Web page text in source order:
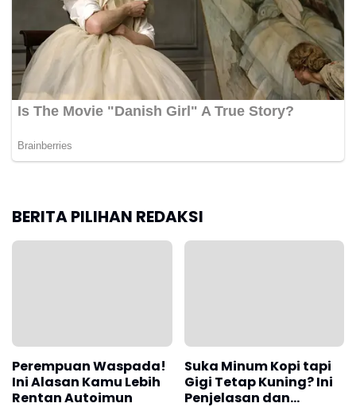
BERITA PILIHAN REDAKSI
Perempuan Waspada!
Ini Alasan Kamu Lebih
Rentan Autoimun
Suka Minum Kopi tapi
Gigi Tetap Kuning? Ini
Penjelasan dan